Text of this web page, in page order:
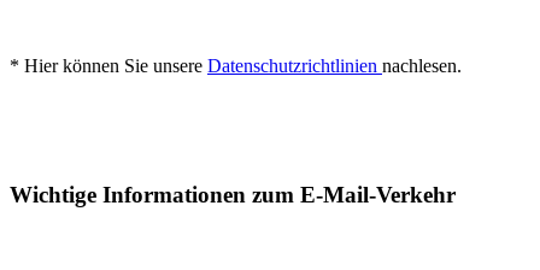
* Hier können Sie unsere Datenschutzrichtlinien nachlesen.
Wichtige Informationen zum E-Mail-Verkehr